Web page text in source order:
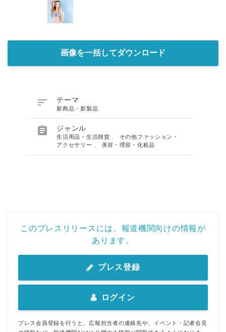
画像を一括してダウンロード
 テーマ
新商品・新製品
 ジャンル
生活用品・生活雑貨
その他ファッション・
アクセサリー
美容・理容・化粧品
このプレスリリースには、報道機関向けの情報が
あります。
プレス登録
ログイン
プレス会員登録を行うと、広報担当者の連絡先や、イベント・記者会見